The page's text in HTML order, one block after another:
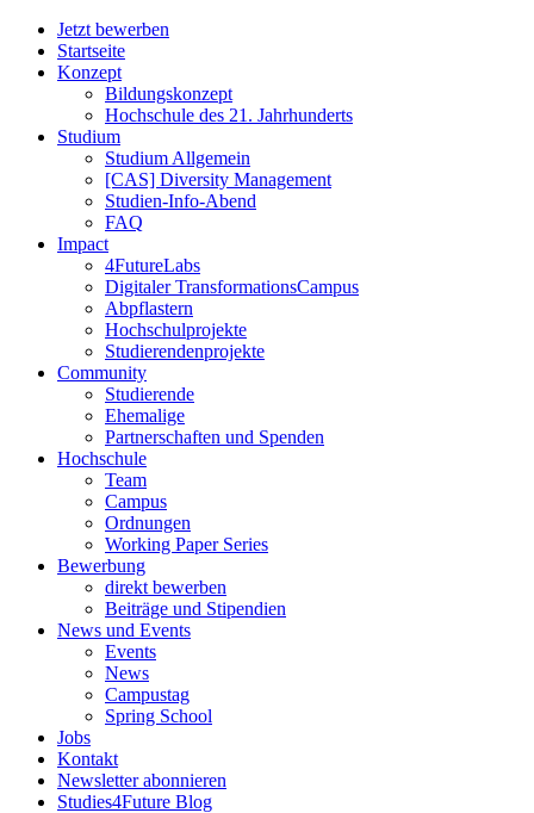
Jetzt bewerben
Startseite
Konzept
Bildungskonzept
Hochschule des 21. Jahrhunderts
Studium
Studium Allgemein
[CAS] Diversity Management
Studien-Info-Abend
FAQ
Impact
4FutureLabs
Digitaler TransformationsCampus
Abpflastern
Hochschulprojekte
Studierendenprojekte
Community
Studierende
Ehemalige
Partnerschaften und Spenden
Hochschule
Team
Campus
Ordnungen
Working Paper Series
Bewerbung
direkt bewerben
Beiträge und Stipendien
News und Events
Events
News
Campustag
Spring School
Jobs
Kontakt
Newsletter abonnieren
Studies4Future Blog